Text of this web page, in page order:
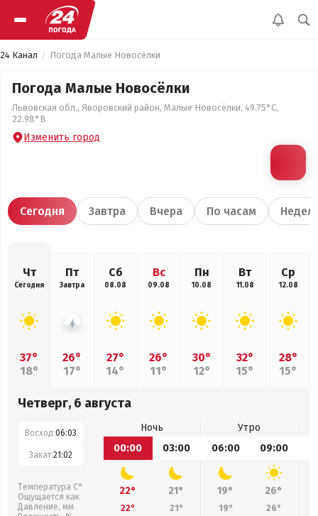
24 Канал Погода Малые Новосёлки
Погода Малые Новосёлки
Львовская обл., Яворовский район, Малые Новосёлки, 49.75°С,
22.98°В
Изменить город
Сегодня Завтра Вчера По часам
Чт
Сегодня
37°
18°
Пт
Завтра
26°
17°
Сб
08.08
27°
14°
Вс
09.08
26°
11°
Пн
10.08
30°
12°
Вт
11.08
32°
15°
Ср
12.08
28°
15°
Четверг, 6 августа
Восход:06:03
Закат:21:02
Температура С°
Ощущается как
Давление, мм
Ночь
Утро
00:00
03:00 06:00 09:00
22° 21° 19° 26°
22° 21° 19° 26°